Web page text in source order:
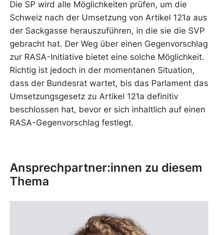
Die SP wird alle Möglichkeiten prüfen, um die
Schweiz nach der Umsetzung von Artikel 121a aus
der Sackgasse herauszuführen, in die sie die SVP
gebracht hat. Der Weg über einen Gegenvorschlag
zur RASA-Initiative bietet eine solche Möglichkeit.
Richtig ist jedoch in der momentanen Situation,
dass der Bundesrat wartet, bis das Parlament das
Umsetzungsgesetz zu Artikel 121a definitiv
beschlossen hat, bevor er sich inhaltlich auf einen
RASA-Gegenvorschlag festlegt.
Ansprechpartner:innen zu diesem
Thema